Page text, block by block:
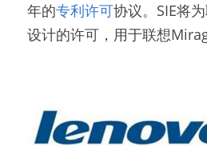
年的专利许可协议。SIE将
设计的许可，用于联想